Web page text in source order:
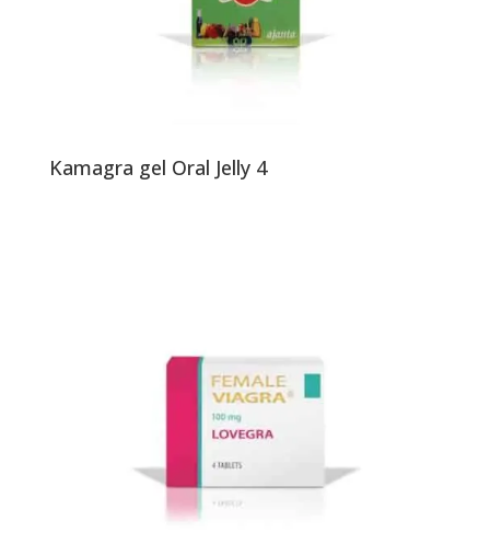
Kamagra gel Oral Jelly 4